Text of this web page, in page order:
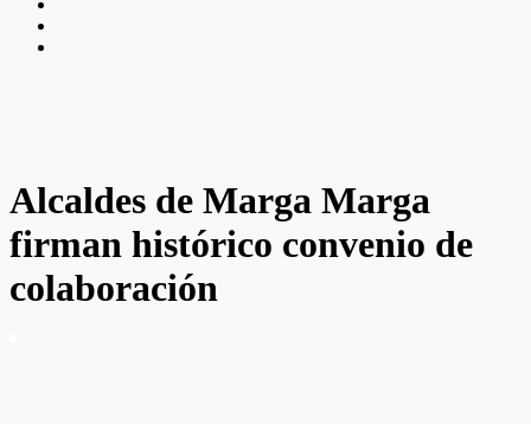
Alcaldes de Marga Marga
firman histórico convenio de
colaboración